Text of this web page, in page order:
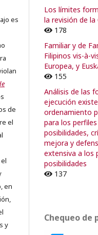
es
de
el
en
y
Los límites
la revisión de
178
Familiar y de
Filipinos vis-à-
Europea, y
155
Análisis de las
ejecución
ordenamiento
para los
posibilidades,
mejora y
extensiva a los
posibilidades
137
Chequeo de